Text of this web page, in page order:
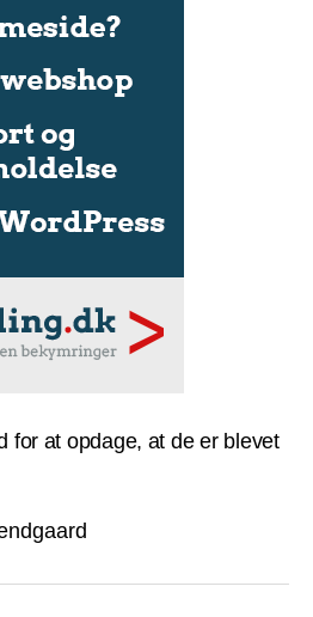
for at opdage, at de er blevet